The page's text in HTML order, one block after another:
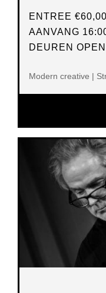
ENTREE €60,00
AANVANG
DEUREN
Modern creative |